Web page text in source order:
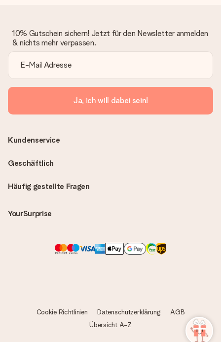
10% Gutschein sichern! Jetzt für den Newsletter anmelden
& nichts mehr verpassen.
Ja, ich will dabei sein!
Häufig gestellte Fragen
YourSurprise
Kundenservice
Geschäftlich
Cookie Richtlinien Datenschutzerklärung
AGB
Übersicht A-Z